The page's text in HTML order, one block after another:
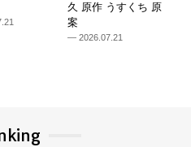
久 原作 うすくち 原
案
— 2026.07.21